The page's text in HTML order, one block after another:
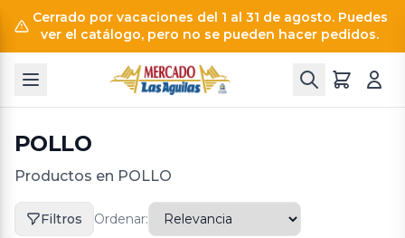
Cerrado por vacaciones del 1 al 31 de agosto. Puedes
ver el catálogo, pero no se pueden hacer pedidos.
POLLO
Productos en POLLO
Filtros Ordenar: